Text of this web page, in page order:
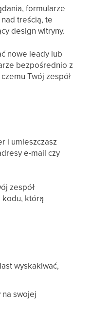
formularze
treścią, te
design witryny.
nowe leady lub
bezpośrednio z
Twój zespół
i umieszczasz
e-mail czy
zespół
którą
wyskakiwać,
swojej